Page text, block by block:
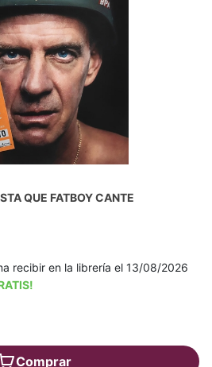
QUE FATBOY CANTE
recibir en la librería el 13/08/2026
Comprar